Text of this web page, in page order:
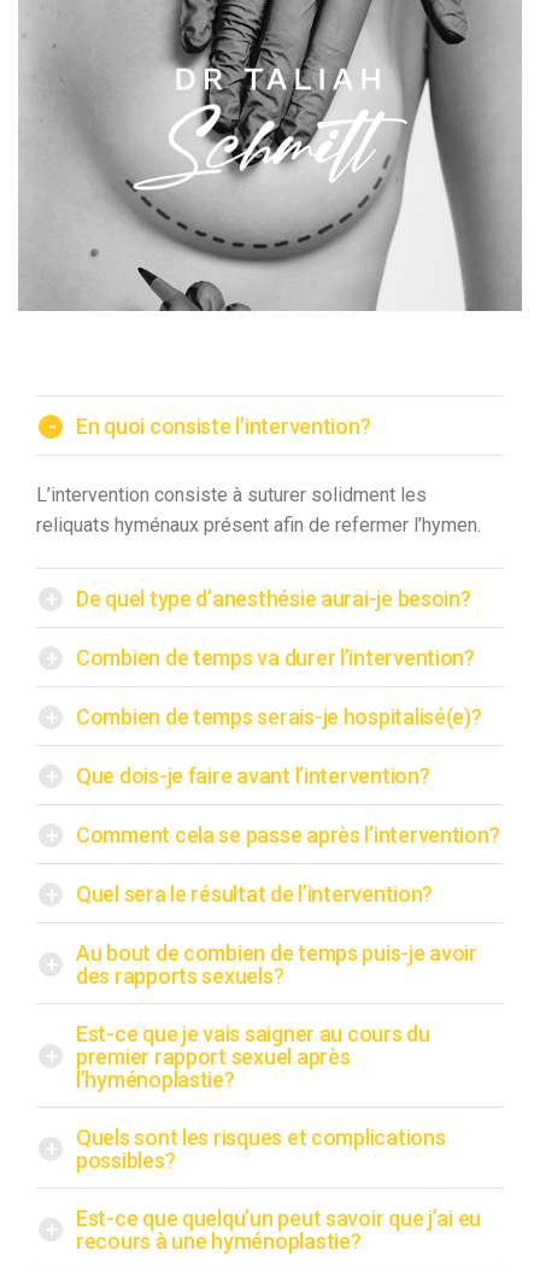
- En quoi consiste l’intervention?
L’intervention consiste à suturer solidment les
reliquats hyménaux présent afin de refermer l’hymen.
+ De quel type d’anesthésie aurai-je besoin?
+ Combien de temps va durer l’intervention?
+ Combien de temps serais-je hospitalisé(e)?
+ Que dois-je faire avant l’intervention?
+ Comment cela se passe après l’intervention?
+ Quel sera le résultat de l’intervention?
+
Au bout de combien de temps puis-je avoir
des rapports sexuels?
+
Est-ce que je vais saigner au cours du
premier rapport sexuel après
l’hyménoplastie?
+
Quels sont les risques et complications
possibles?
+
Est-ce que quelqu’un peut savoir que j’ai eu
recours à une hyménoplastie?